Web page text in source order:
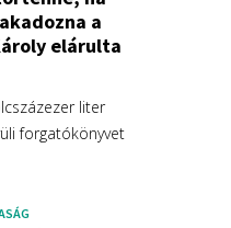
a
elárulta
liter
forgatókönyvet